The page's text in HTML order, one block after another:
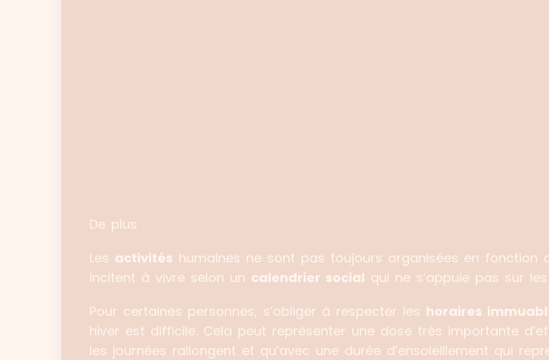
De plus :
Les activités humaines ne sont pas toujours organisées en fonction
incitent à vivre selon un calendrier social qui ne s’appuie pas sur
Pour certaines personnes, s’obliger à respecter les horaires
hiver est difficile. Cela peut représenter une dose très importante
les journées rallongent et qu’avec une durée d’ensoleillement qui